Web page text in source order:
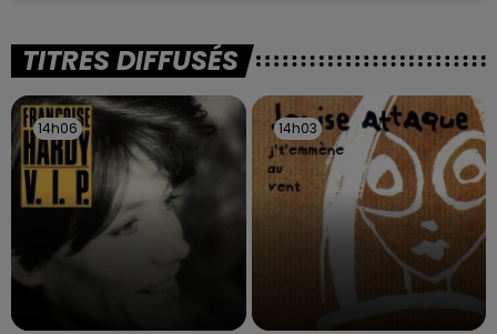
TITRES DIFFUSÉS
14h06
14h06 14h03
14h03